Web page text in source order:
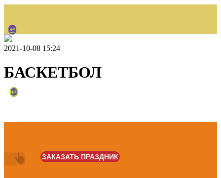
↩
НАЗАД
↩
2021-10-08 15:24
БАСКЕТБОЛ
ЗАКАЗАТЬ ПРАЗДНИК